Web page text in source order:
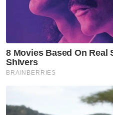
Sebanyak 17 das
semasa upacara
Utama menyambut
Negeri oleh Batalion
Melayu Diraja.
ke-9 bagi
Abdul Razak selepas